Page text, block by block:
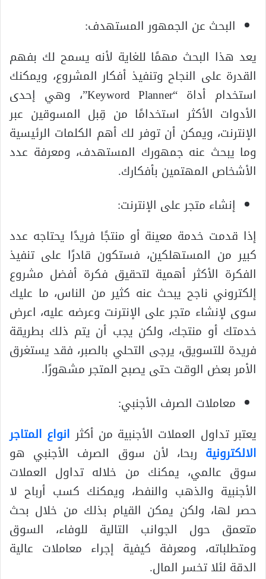
البحث عن الجمهور المستهدف:
يعد هذا البحث مهمًا للغاية لأنه يسمح لك بفهم
القدرة على النجاح وتنفيذ أفكار المشروع، ويمكنك
استخدام أداة “Keyword Planner”، وهي إحدى
الأدوات الأكثر استخدامًا من قِبل المسوقين عبر
الإنترنت، ويمكن أن توفر لك أهم الكلمات الرئيسية
وما يبحث عنه جمهورك المستهدف، ومعرفة عدد
الأشخاص المهتمين بأفكارك.
إنشاء متجر على الإنترنت:
إذا قدمت خدمة معينة أو منتجًا فريدًا يحتاجه عدد
كبير من المستهلكين، فستكون قادرًا على تنفيذ
الفكرة الأكثر أهمية لتحقيق فكرة أفضل مشروع
إلكتروني ناجح يبحث عنه كثير من الناس، ما عليك
سوى لإنشاء متجر على الإنترنت وعرضه عليه، اعرض
خدمتك أو منتجك، ولكن يجب أن يتم ذلك بطريقة
فريدة للتسويق، يرجى التحلي بالصبر، فقد يستغرق
الأمر بعض الوقت حتى يصبح المتجر مشهورًا.
معاملات الصرف الأجنبي:
يعتبر تداول العملات الأجنبية من أكثر انواع المتاجر
الالكترونية ربحا، لأن سوق الصرف الأجنبي هو
سوق عالمي، يمكنك من خلاله تداول العملات
الأجنبية والذهب والنفط، ويمكنك كسب أرباح لا
حصر لها، ولكن يمكن القيام بذلك من خلال بحث
متعمق حول الجوانب التالية للوفاء، السوق
ومتطلباته، ومعرفة كيفية إجراء معاملات عالية
الدقة لئلا تخسر المال.